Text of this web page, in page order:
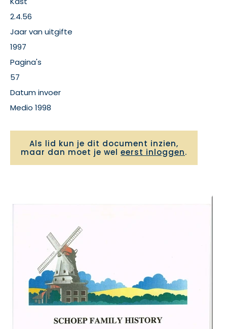
2.4.56
Jaar van uitgifte
1997
Pagina's
57
Datum invoer
Medio 1998
Als lid kun je dit document inzien,
maar dan moet je wel eerst inloggen.